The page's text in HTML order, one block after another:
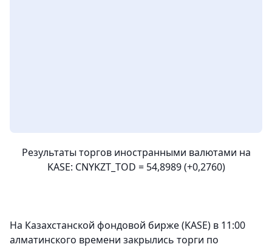
Результаты торгов иностранными валютами на
KASE: CNYKZT_TOD = 54,8989 (+0,2760)
На Казахстанской фондовой бирже (KASE) в 11:00
алматинского времени закрылись торги по